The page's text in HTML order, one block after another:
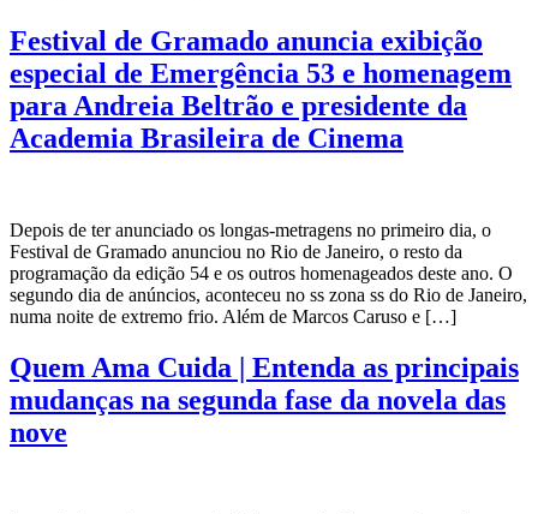
Festival de Gramado anuncia exibição
especial de Emergência 53 e homenagem
para Andreia Beltrão e presidente da
Academia Brasileira de Cinema
Depois de ter anunciado os longas-metragens no primeiro dia, o
Festival de Gramado anunciou no Rio de Janeiro, o resto da
programação da edição 54 e os outros homenageados deste ano. O
segundo dia de anúncios, aconteceu no ss zona ss do Rio de Janeiro,
numa noite de extremo frio. Além de Marcos Caruso e […]
Quem Ama Cuida | Entenda as principais
mudanças na segunda fase da novela das
nove